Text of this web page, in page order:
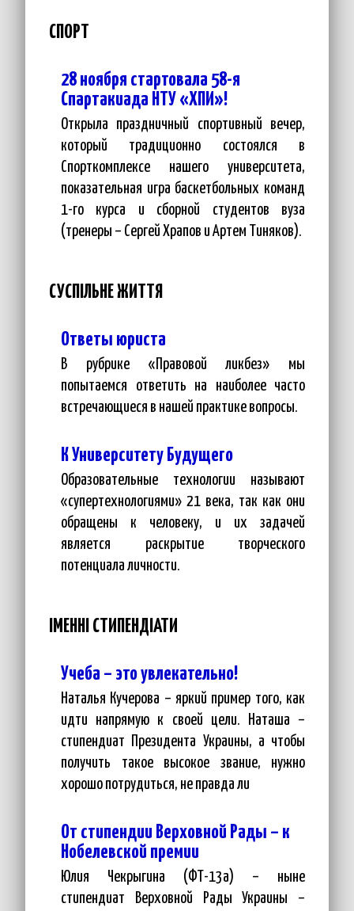
СПОРТ
28 ноября стартовала 58-я
Спартакиада НТУ «ХПИ»!
Открыла праздничный спортивный вечер,
который традиционно состоялся в
Спорткомплексе нашего университета,
показательная игра баскетбольных команд
1-го курса и сборной студентов вуза
(тренеры – Сергей Храпов и Артем Тиняков).
СУСПІЛЬНЕ ЖИТТЯ
Ответы юриста
В рубрике «Правовой ликбез» мы
попытаемся ответить на наиболее часто
встречающиеся в нашей практике вопросы.
К Университету Будущего
Образовательные технологии называют
«супертехнологиями» 21 века, так как они
обращены к человеку, и их задачей
является раскрытие творческого
потенциала личности.
ІМЕННІ СТИПЕНДІАТИ
Учеба – это увлекательно!
Наталья Кучерова – яркий пример того, как
идти напрямую к своей цели. Наташа –
стипендиат Президента Украины, а чтобы
получить такое высокое звание, нужно
хорошо потрудиться, не правда ли
От стипендии Верховной Рады – к
Нобелевской премии
Юлия Чекрыгина (ФТ-13а) – ныне
стипендиат Верховной Рады Украины –